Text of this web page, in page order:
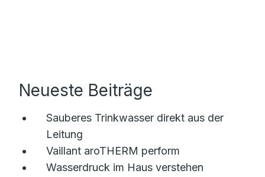
Neueste Beiträge
Sauberes Trinkwasser direkt aus der
Leitung
Vaillant aroTHERM perform
Wasserdruck im Haus verstehen